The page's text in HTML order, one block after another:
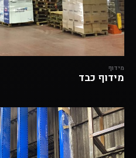
מידוף
מידוף כבד